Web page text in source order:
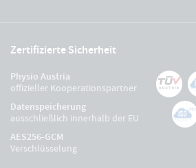
Zertifizierte Sicherheit
Physio Austria
offizieller Kooperationspartner
Datenspeicherung
ausschließlich innerhalb der EU
AES256-GCM
Verschlüsselung